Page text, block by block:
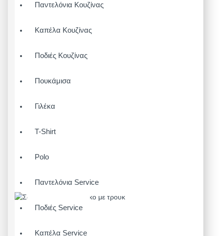
Παντελόνια Κουζίνας
Καπέλα Κουζίνας
Ποδιές Κουζίνας
Πουκάμισα
Γιλέκα
T-Shirt
Polo
Παντελόνια Service
Ποδιές Service
Καπέλα Service